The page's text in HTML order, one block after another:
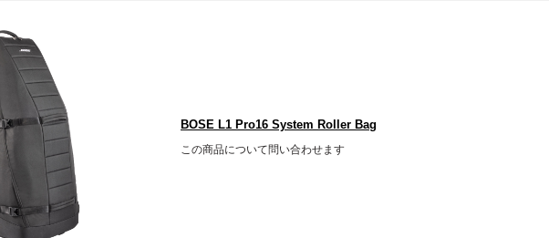
BOSE L1 Pro16 System Roller Bag
この商品について問い合わせます